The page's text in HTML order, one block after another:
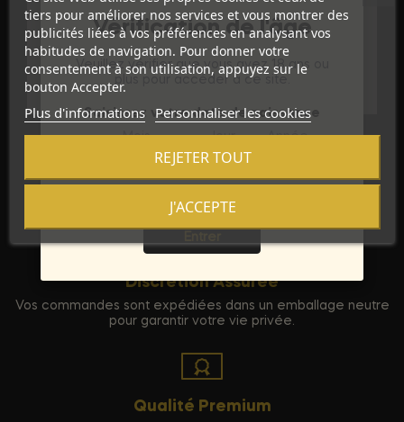
Référence D-235811
Références spécifiques
Discrétion Assurée
Vos commandes sont expédiées dans un emballage neutre
pour garantir votre vie privée.
Qualité Premium
tiers pour améliorer nos services et vous montrer des
publicités liées à vos préférences en analysant vos
habitudes de navigation. Pour donner votre
consentement à son utilisation, appuyez sur le
bouton Accepter.
Plus d'informations Personnaliser les cookies
REJETER TOUT
J'ACCEPTE
Vérification de l'âge
Veuillez vérifier que vous avez 18 ans ou
plus pour accéder à ce site.
Saisissez votre date de naissance
Mois
Jour Année
Sortie